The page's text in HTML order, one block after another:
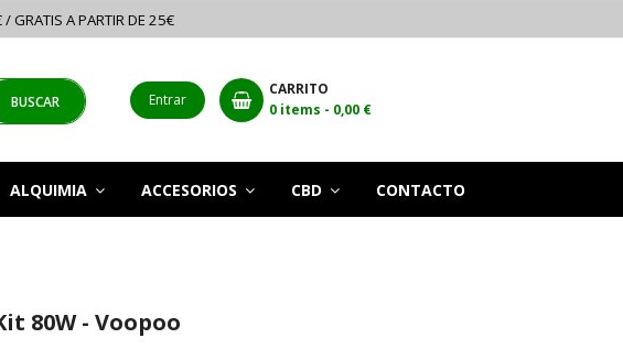
GRATIS A PARTIR DE 25€
BUSCAR Entrar
CARRITO
0 items - 0,00 €
ALQUIMIA ACCESORIOS CBD CONTACTO
80W - Voopoo